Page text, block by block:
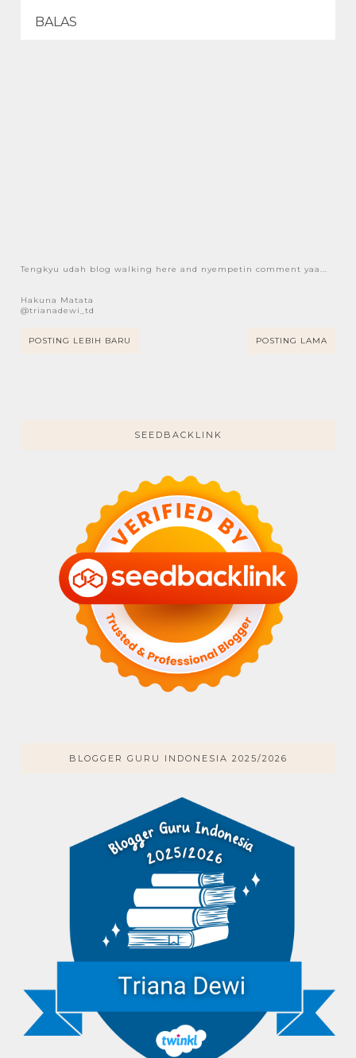
BALAS
Tengkyu udah blog walking here and nyempetin comment yaa...
Hakuna Matata
@trianadewi_td
POSTING LEBIH BARU POSTING LAMA
SEEDBACKLINK
BLOGGER GURU INDONESIA 2025/2026